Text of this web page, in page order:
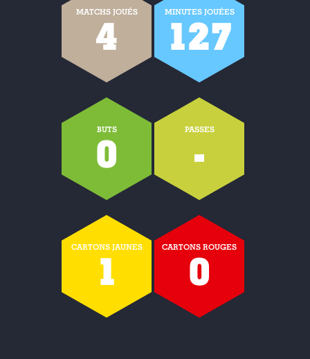
MATCHS JOUÉS
4
MINUTES JOUÉES
127
BUTS
0
PASSES
-
CARTONS JAUNES
1
CARTONS ROUGES
0